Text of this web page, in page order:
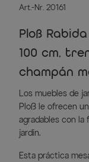
Art.-Nr. 20161
Ploß
100 cm,
champán
Los muebles de
Ploß le ofrecen
agradables con la
jardín.
Esta práctica